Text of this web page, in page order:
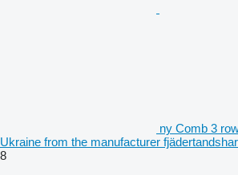
ny Comb 3
Ukraine from the manufacturer
8